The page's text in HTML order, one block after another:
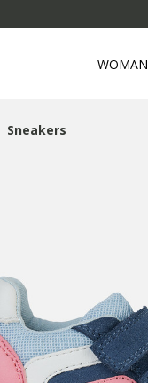
WOMAN
Sneakers